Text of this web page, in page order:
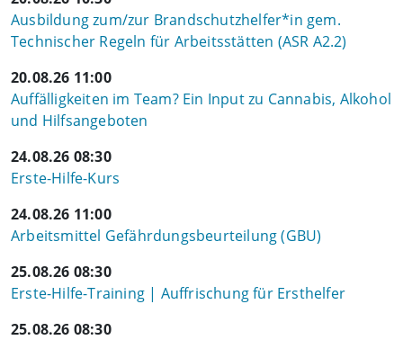
Ausbildung zum/zur Brandschutzhelfer*in gem.
Technischer Regeln für Arbeitsstätten (ASR A2.2)
20.08.26 11:00
Auffälligkeiten im Team? Ein Input zu Cannabis, Alkohol
und Hilfsangeboten
24.08.26 08:30
Erste-Hilfe-Kurs
24.08.26 11:00
Arbeitsmittel Gefährdungsbeurteilung (GBU)
25.08.26 08:30
Erste-Hilfe-Training | Auffrischung für Ersthelfer
25.08.26 08:30